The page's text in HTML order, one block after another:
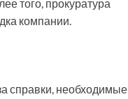
того, прокуратура
компании.
справки, необходимые